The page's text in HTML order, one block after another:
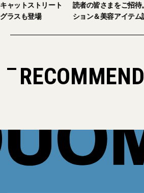
ャットストリート
ラスも登場
読者の皆さまをご招
ション＆美容アイテム